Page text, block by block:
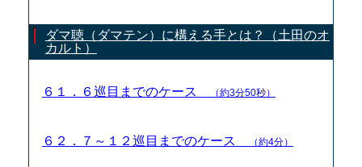
ダマ聴（ダマテン）に構える手とは？（土田のオ
カルト）
６１．６巡目までのケース （約3分50秒）
６２．７～１２巡目までのケース （約4分）